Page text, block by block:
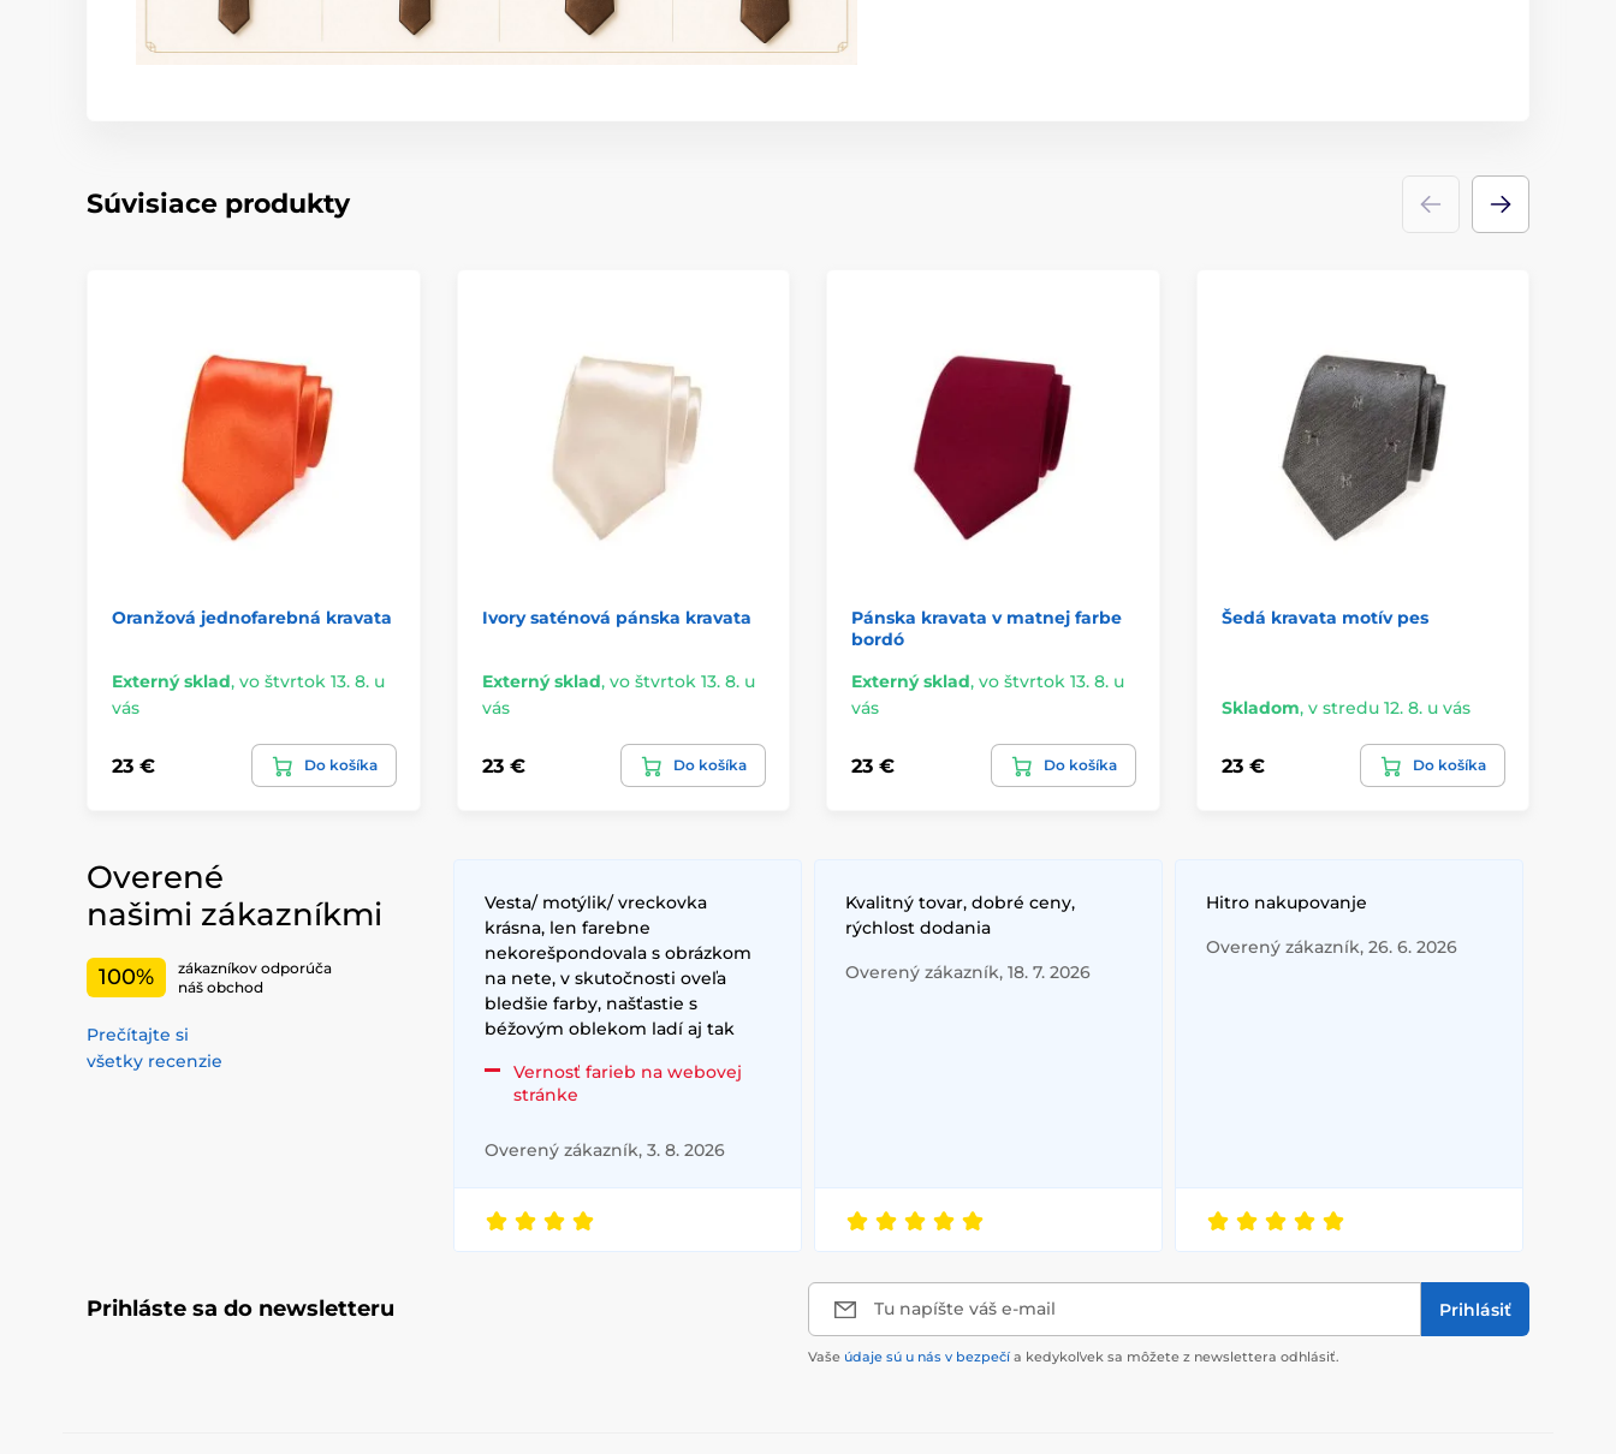
Súvisiace produkty
Oranžová jednofarebná kravata
Externý sklad, vo štvrtok 13. 8. u
vás
23 € Do košíka
Ivory saténová pánska kravata
Externý sklad, vo štvrtok 13. 8. u
vás
23 € Do košíka
Pánska kravata v matnej farbe
bordó
Externý sklad, vo štvrtok 13. 8. u
vás
23 € Do košíka
Šedá kravata motív pes
Skladom, v stredu 12. 8. u vás
23 € Do košíka
Overené
našimi zákazníkmi
100%
zákazníkov odporúča
náš obchod
Prečítajte si
všetky recenzie
Vesta/ motýlik/ vreckovka
krásna, len farebne
nekorešpondovala s obrázkom
na nete, v skutočnosti oveľa
bledšie farby, našťastie s
béžovým oblekom ladí aj tak
Vernosť farieb na webovej
stránke
Overený zákazník, 3. 8. 2026
Kvalitný tovar, dobré ceny,
rýchlost dodania
Overený zákazník, 18. 7. 2026
Hitro nakupovanje
Overený zákazník, 26. 6. 2026
Prihláste sa do newsletteru Tu napíšte váš e-mail Prihlásiť
Vaše údaje sú u nás v bezpečí a kedykoľvek sa môžete z newslettera odhlásiť.